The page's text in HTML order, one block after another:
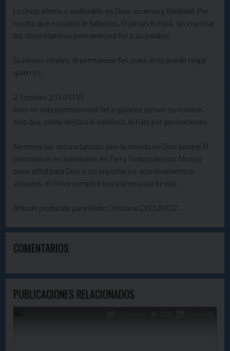
Lo único eterno e inalterable es Dios, su amor y fidelidad. Por
mucho que nosotros le fallemos, Él jamás lo hará, sin importar
las circunstancias permanecerá fiel a su palabra.
Si somos infieles, él permanece fiel, pues él no puede negar
quién es.
2 Timoteo 2:13 (NTV)
Dios no sólo permanecerá fiel a quienes temen su nombre,
sino que, como declara el salmista, lo hará por generaciones.
No mires las circunstancias, pon tu mirada en Dios porque Él
permanece, es inalterable, es Fiel y Todopoderoso. No hay
crisis difícil para Dios y sin importar los acontecimientos
actuales, el Señor cumplirá sus planes para tu vida.
Artículo producido para Radio Cristiana CVCLAVOZ.
COMENTARIOS
PUBLICACIONES RELACIONADOS